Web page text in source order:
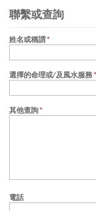
聯繫或查詢
姓名或稱謂*
選擇的命理或/及風水服務*
其他查詢*
電話